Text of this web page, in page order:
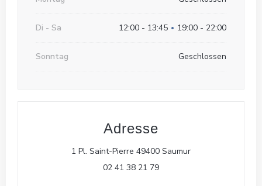
Di - Sa 12:00 - 13:45 • 19:00 - 22:00
Sonntag Geschlossen
Adresse
1 Pl. Saint-Pierre 49400 Saumur((öffnet ein neues
02 41 38 21 79